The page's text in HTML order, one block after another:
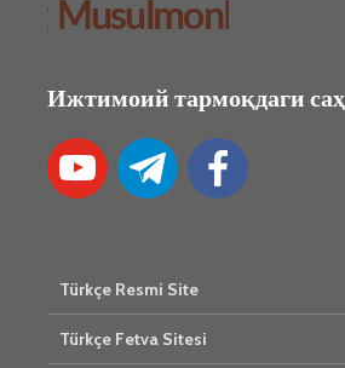
Ижтимоий тармоқдаги
Türkçe Resmi Site
Türkçe Fetva Sitesi